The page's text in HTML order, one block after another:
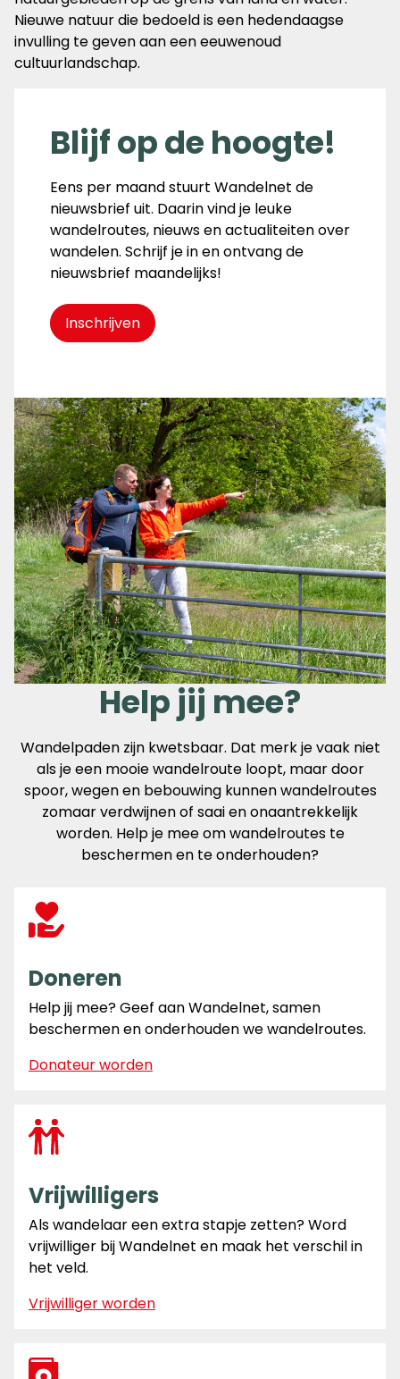
Nieuwe natuur die bedoeld is een hedendaagse
invulling te geven aan een eeuwenoud
cultuurlandschap.
Blijf op de hoogte!
Eens per maand stuurt Wandelnet de
nieuwsbrief uit. Daarin vind je leuke
wandelroutes, nieuws en actualiteiten over
wandelen. Schrijf je in en ontvang de
nieuwsbrief maandelijks!
Inschrijven
Help jij mee?
Wandelpaden zijn kwetsbaar. Dat merk je vaak niet
als je een mooie wandelroute loopt, maar door
spoor, wegen en bebouwing kunnen wandelroutes
zomaar verdwijnen of saai en onaantrekkelijk
worden. Help je mee om wandelroutes te
beschermen en te onderhouden?
Doneren
Help jij mee? Geef aan Wandelnet, samen
beschermen en onderhouden we wandelroutes.
Donateur worden
Vrijwilligers
Als wandelaar een extra stapje zetten? Word
vrijwilliger bij Wandelnet en maak het verschil in
het veld.
Vrijwilliger worden